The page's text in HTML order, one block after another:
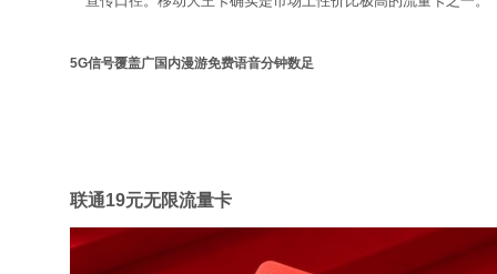
5G信号覆盖广国内漫游免费语音分钟数足
联通19元无限流量卡